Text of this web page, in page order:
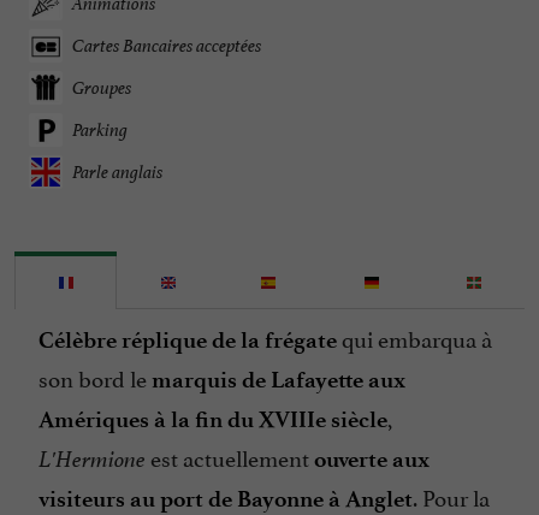
Cartes Bancaires acceptées
Groupes
Parking
Parle anglais
Célèbre réplique de la frégatequi embarqua à
son bord le marquis de Lafayette aux
Amériques à la fin du XVIIIe siècle,
L'Hermione est actuellementouverte aux
visiteurs au port de Bayonne à Anglet. Pour la